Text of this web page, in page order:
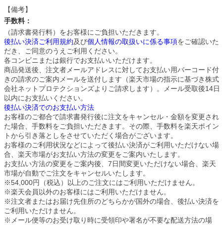
【備考】
手数料：
（請求書発行料）をお客様にご負担いただきます。
後払い決済ご利用規約及び個人情報の取扱いに係る事項をご確認いた
だき、ご同意のうえご利用ください。
各コンビニまたは銀行でお支払いいただけます。
商品発送後、注文者メールアドレスに対してお支払い用バーコード付
きの請求のご案内メールを送付します（楽天市場の指示に基づき株式
会社ネットプロテクションズよりご請求します）。メール受取後14日
以内にお支払いください。
後払い決済でのお支払い方法
お客様のご都合で請求書発行後に注文をキャンセル・金額を変更され
た場合、手数料をご負担いただきます。その際、手数料を楽天ポイン
トから引き落としをさせていただく場合がございます。
お客様のご利用状況などによって後払い決済がご利用いただけない場
合、楽天市場がお支払い方法の変更をご案内いたします。
お支払い方法の変更をご案内後、7日間変更いただけない場合、楽天
市場が自動でご注文をキャンセルいたします。
※54,000円（税込）以上のご注文にはご利用いただけません。
※楽天会員以外のお客様にはご利用いただけません。
※注文者またはお届け先住所のどちらかが国外の場合、後払い決済を
ご利用いただけません。
※メール便等のお受け取り時に受領印や署名が不要な配送方法の場